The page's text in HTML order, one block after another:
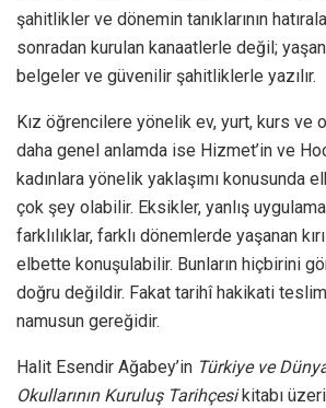
şahitlikler ve dönemin tanıklarının
sonradan kurulan kanaatlerle değil;
belgeler ve güvenilir şahitliklerle yazılır.
Kız öğrencilere yönelik ev, yurt, kurs ve
daha genel anlamda ise Hizmet’in ve
kadınlara yönelik yaklaşımı konusunda
çok şey olabilir. Eksikler, yanlış
farklılıklar, farklı dönemlerde yaşanan
elbette konuşulabilir. Bunların hiçbirini
doğru değildir. Fakat tarihî hakikati
namusun gereğidir.
Halit Esendir Ağabey’in Türkiye ve
Okullarının Kuruluş Tarihçesikitabı